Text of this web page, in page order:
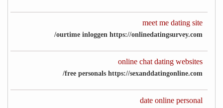
meet me dating site
ourtime inloggen https://onlinedatingsurvey.com/
online chat dating websites
free personals https://sexanddatingonline.com/
date online personal